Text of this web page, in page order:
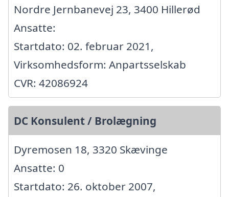
Nordre Jernbanevej 23, 3400 Hillerød
Ansatte:
Startdato: 02. februar 2021,
Virksomhedsform: Anpartsselskab
CVR: 42086924
DC Konsulent / Brolægning
Dyremosen 18, 3320 Skævinge
Ansatte: 0
Startdato: 26. oktober 2007,